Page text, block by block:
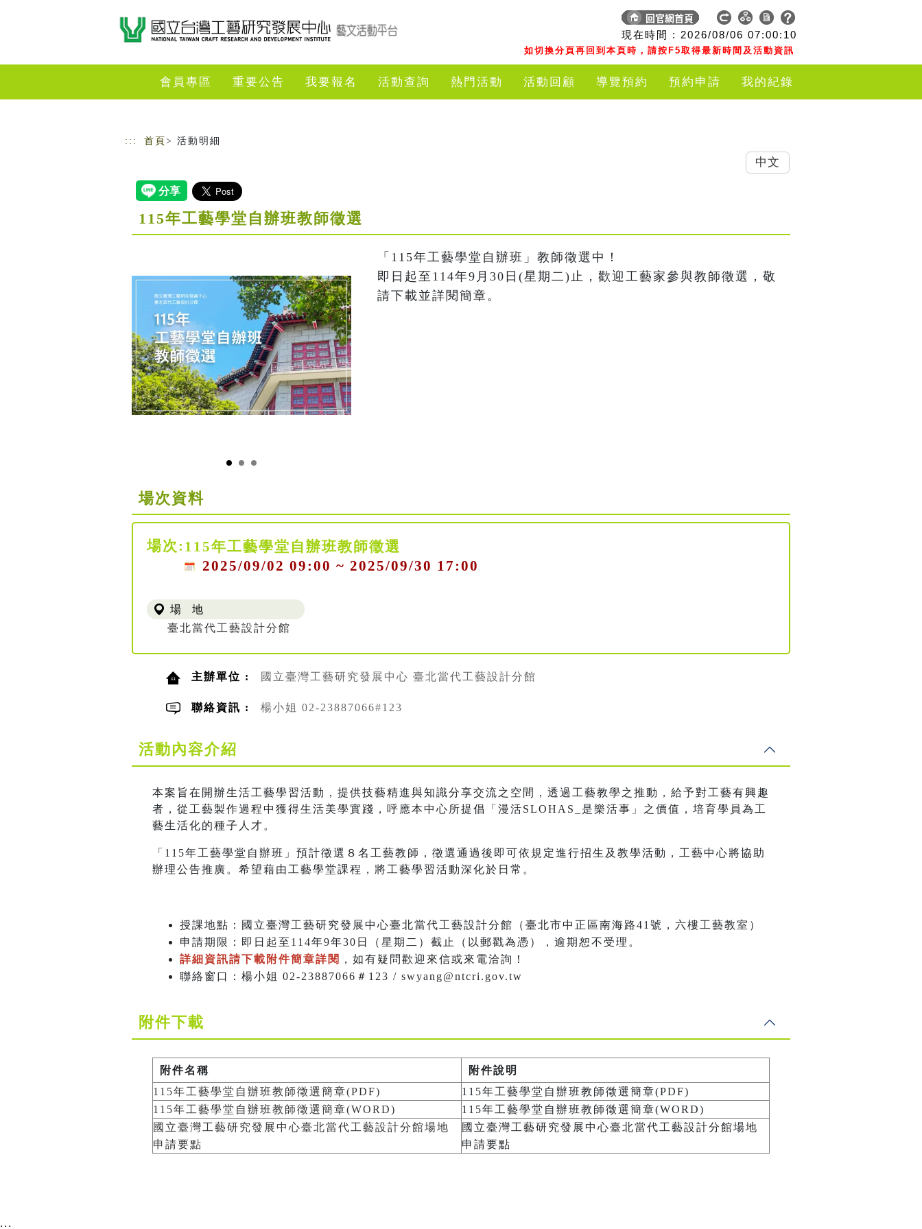
現在時間 : 2026/08/06 07:00:11
如切換分頁再回到本頁時，請按F5取得最新時間及活動資訊
會員專區 重要公告 我要報名 活動查詢 熱門活動 活動回顧 導覽預約 預約申請 我的紀錄
::: 首頁 > 活動明細
115年工藝學堂自辦班教師徵選
「115年工藝學堂自辦班」教師徵選中！
即日起至114年9月30日(星期二)止，歡迎工藝家參與教師徵選，敬
請下載並詳閱簡章。
場次資料
場次: 115年工藝學堂自辦班教師徵選
2025/09/02 09:00 ~ 2025/09/30 17:00
場 地
臺北當代工藝設計分館
主辦單位 : 國立臺灣工藝研究發展中心 臺北當代工藝設計分館
聯絡資訊 : 楊小姐 02-23887066#123
活動內容介紹
本案旨在開辦生活工藝學習活動，提供技藝精進與知識分享交流之空間，透過工藝教學之推動，給予對工藝有興趣
者，從工藝製作過程中獲得生活美學實踐，呼應本中心所提倡「漫活SLOHAS_是樂活事」之價值，培育學員為工
藝生活化的種子人才。
「115年工藝學堂自辦班」預計徵選８名工藝教師，徵選通過後即可依規定進行招生及教學活動，工藝中心將協助
辦理公告推廣。希望藉由工藝學堂課程，將工藝學習活動深化於日常。
授課地點：國立臺灣工藝研究發展中心臺北當代工藝設計分館（臺北市中正區南海路41號，六樓工藝教室）
申請期限：即日起至114年9年30日（星期二）截止（以郵戳為憑），逾期恕不受理。
詳細資訊請下載附件簡章詳閱
，如有疑問歡迎來信或來電洽詢！
聯絡窗口：楊小姐 02-23887066＃123 / swyang@ntcri.gov.tw
附件下載
附件名稱
附件說明
115年工藝學堂自辦班教師徵選簡章(PDF)
115年工藝學堂自辦班教師徵選簡章(PDF)
115年工藝學堂自辦班教師徵選簡章(WORD)
115年工藝學堂自辦班教師徵選簡章(WORD)
國立臺灣工藝研究發展中心臺北當代工藝設計分館場地
申請要點
國立臺灣工藝研究發展中心臺北當代工藝設計分館場地
申請要點